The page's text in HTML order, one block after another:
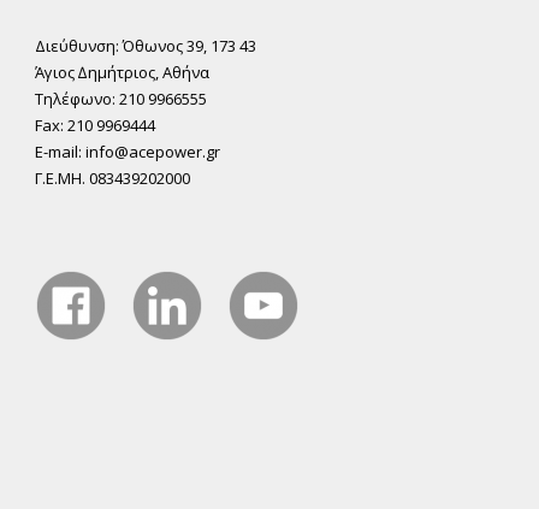
Διεύθυνση: Όθωνος 39, 173 43
Άγιος ∆ηµήτριος, Αθήνα
Τηλέφωνο: 210 9966555
Fax: 210 9969444
E-mail: info@acepower.gr
Γ.Ε.ΜΗ. 083439202000